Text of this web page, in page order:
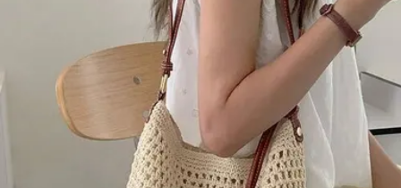
Consejos de Compra
Guías de
Análisis de Expertos Consejos de Compras
Black Friday en Línea